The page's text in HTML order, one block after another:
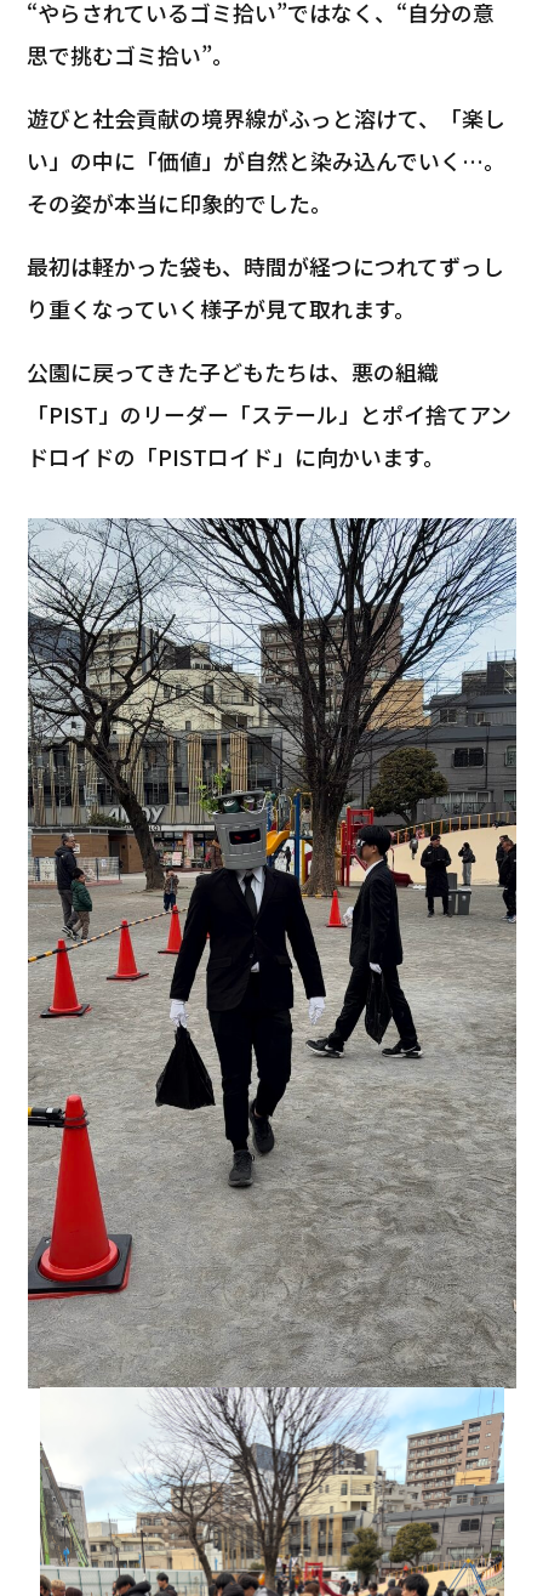
“やらされているゴミ拾い”ではなく、“自分の意
思で挑むゴミ拾い”。
遊びと社会貢献の境界線がふっと溶けて、「楽し
い」の中に「価値」が自然と染み込んでいく…。
その姿が本当に印象的でした。
最初は軽かった袋も、時間が経つにつれてずっし
り重くなっていく様子が見て取れます。
公園に戻ってきた子どもたちは、悪の組織
「PIST」のリーダー「ステール」とポイ捨てアン
ドロイドの「PISTロイド」に向かいます。